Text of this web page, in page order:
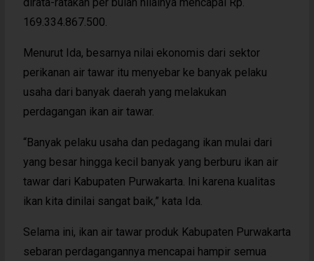
169.334.867.500.
Menurut Ida, besarnya nilai ekonomis dari sektor
perikanan air tawar itu menyebar ke banyak pelaku
usaha dari banyak daerah yang melakukan
perdagangan ikan air tawar.
“Banyak pelaku usaha dan pedagang ikan mulai dari
yang besar hingga kecil banyak yang berburu ikan air
tawar dari Kabupaten Purwakarta. Ini karena kualitas
ikan kita dinilai sangat baik,” kata Ida.
Selama ini, ikan air tawar produk Kabupaten Purwakarta
sebaran perdagangannya mencapai hampir semua